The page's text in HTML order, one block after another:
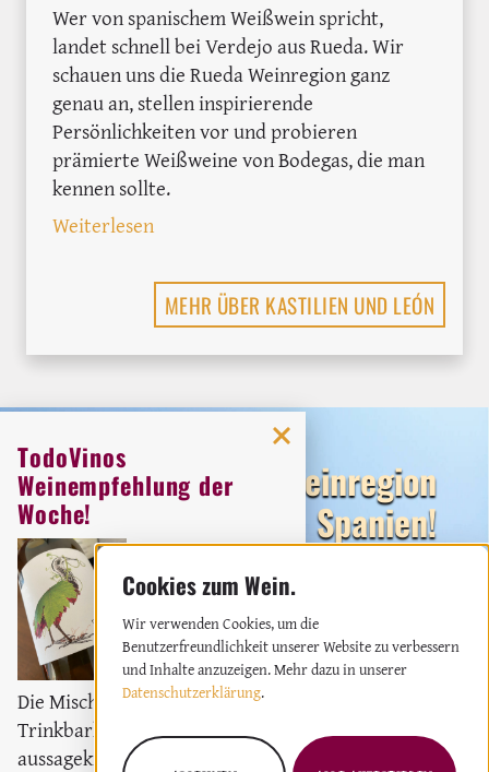
Wer von spanischem Weißwein spricht,
landet schnell bei Verdejo aus Rueda. Wir
schauen uns die Rueda Weinregion ganz
genau an, stellen inspirierende
Persönlichkeiten vor und probieren
prämierte Weißweine von Bodegas, die man
kennen sollte.
Weiterlesen: Spaniens aromatischste Weinregion:
MEHR ÜBER KASTILIEN UND LEÓN
Entdecke die Weinregion
Spanien!
TodoVinos
Weinempfehlung der
Woche!
Orig
Weingut:Miquel Oliver
Weißwein
2023
Die Mischung aus moderne
Trinkbarkeit und
aussagekräftigem Wein macht
Wir verwenden Cookies, um die
Benutzerfreundlichkeit unserer Website zu verbessern
und Inhalte anzuzeigen. Mehr dazu in unserer
Datenschutzerklärung.